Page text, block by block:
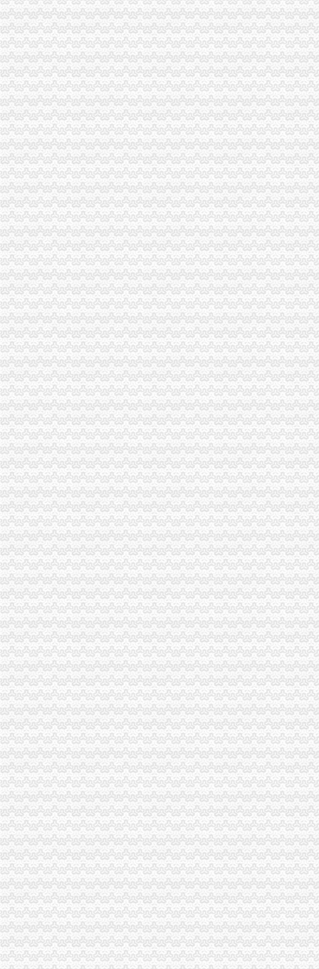
税务系统“放管服”新政落地生效消痛疏堵破解办税难点_凤凰财经
专家建议网店年交易超20万应纳税_互联网资讯_中国IDC圈
双龙湖办执照
襄城县交通事故在线律师_襄城县交通事故律师在线免费咨询_华律网
中国南城
重庆双龙湖办公用品回收|重庆双龙湖旧办公用品回收-重庆比拉网
哈尔滨至佳木斯铁路工程一切险及第三者责任险、建筑施工人员团体
合肥晚报北城新闻第七期_中国合肥的长丰_新浪博客
双凤桥办执照
（上接B157版）_证券时报网
主城十大“孪生地名”你凌过吗？-重庆房地产-365地产家居网
重庆市渝北区人民2015年工作报告
办理电工企业资质需要电工进网证吗重庆其他今题网
重庆市渝北区飞翔办公用品经营部_【电话地址_招聘信息_注册信息_信
两路办执照
快速便宜代办深圳工厂商行个体营业执照公司注册代办营业执照
上海：只要专车平台申请就办营业执照_中国公路网
重庆试点“先照后证”工商登记实行“宽进严管”
棋牌室营业执照好不好办
北京张“多证合一”执照发出_新闻_大众网
龙溪办执照
一个在网上脱下裤子放屁的部门难道没有人理吗？-给李希书记留
我是外地人,98年来北京,07年办了一个个体执照,08年办了一个个
汶川县龙溪乡龙溪村村民活动中心建设项目比选公告_中国招标网_四川
各种新房办证流程大汇总,总有一款适合亲！?|推荐快乐装修|湖州论
福建龙净环保股份有限公司_焦点_新浪财经_新浪网
空港新城办执照
南京溧水布局产业新城造转型跨越新引擎--江苏频道--人民网
【58同城】重庆渝北空港新城工商注册_公司注册代理_代办注册公司价
西咸新区行政审批全面提速-洛川县人民
陕西奥林匹克大厦招标采购-千里马招标网
【咸国际机场酒店】咸国际机场酒店预订_咸国际机场住宿价格_
新牌坊办执照
【鑫诚代办营业执照】鑫诚代办营业执照电话,鑫诚代办营业执照地址
牌坊乡：开展食品品安全大检查-欢迎来到中国肥东门户网站
求租近地铁或沙圩150至200方小厂房可上楼,免中介-房屋租售-番禺
【多图】渝北新牌坊+双轻轨+小户型+支持三无+办卡优惠5万！-周照鹏
日200人怀揣金点子报名_新闻台_中国网络电视台
加洲办执照
100家企业领执照率先进驻-新闻频道-和讯网
专业办理10万-500万股权变更（执照/地税加-急-广州58同城
【图】途观8T菁英加装车台,八重洲FTM-350R_途观/途观L论坛_汽车
南山加洲人办公电脑族喜爱的会所
加洲光3月29日举办多层现房大型让利活动
花卉园办执照
依安县公共资源交易综合服务中心关于依安县园林管理处采购草本花
福州仓山江心公园迎新办花卉盆景展_搜狐地方_搜狐网
（办结）（渝北区）重庆市花卉园管理处旧房改造、办公配套及游客接
西西里“石头花园”里的鲜花地毯,sofia霏行天下旅游攻略-艺龙旅游
沙文生态科技产园花卉摆放项目招标文件.doc
回兴办执照
海归潮背后的中国吸引力_国际新闻_环球网
户口迁入登记办事指南
广东省教育厅
户政业务办事指南_双峰网
公民变更姓名、日期、民族等有何规定?_高考前夕2007_新浪博客
渝北区办执照流程
渝北日报数字报-区行管办“六管齐下”实现审批提速
9月到两江新区学开直升机高中及以上学历均可报名-教育频道-华龙网
城二分公司原渝北区域办公网络设备维护项目_比选公告_中国招标网_
重庆代办塞尔维亚亲签证|重庆办理塞尔维亚亲签证申请流程_重庆
【重庆公司注册费用流程】-渝北鸳鸯易登网
重庆办执照
7900电台在重庆办理执照成功,发帖留念！（流程仅供参考）-无线电
[普安县][重庆市渝中区办营业执照要多少钱扣扣]酒店预订